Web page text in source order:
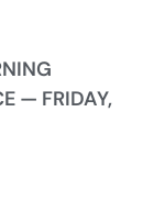
— FRIDAY,